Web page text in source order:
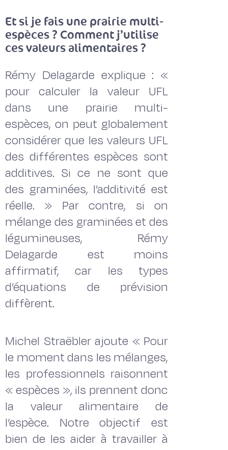
Et si je fais une prairie multi-
espèces ? Comment j’utilise
ces valeurs alimentaires ?
Rémy Delagarde explique : «
pour calculer la valeur UFL
dans une prairie multi-
espèces, on peut globalement
considérer que les valeurs UFL
des différentes espèces sont
additives. Si ce ne sont que
des graminées, l’additivité est
réelle. » Par contre, si on
mélange des graminées et des
légumineuses, Rémy
Delagarde est moins
affirmatif, car les types
d’équations de prévision
diffèrent.
Michel Straëbler ajoute « Pour
le moment dans les mélanges,
les professionnels raisonnent
« espèces », ils prennent donc
la valeur alimentaire de
l’espèce. Notre objectif est
bien de les aider à travailler à